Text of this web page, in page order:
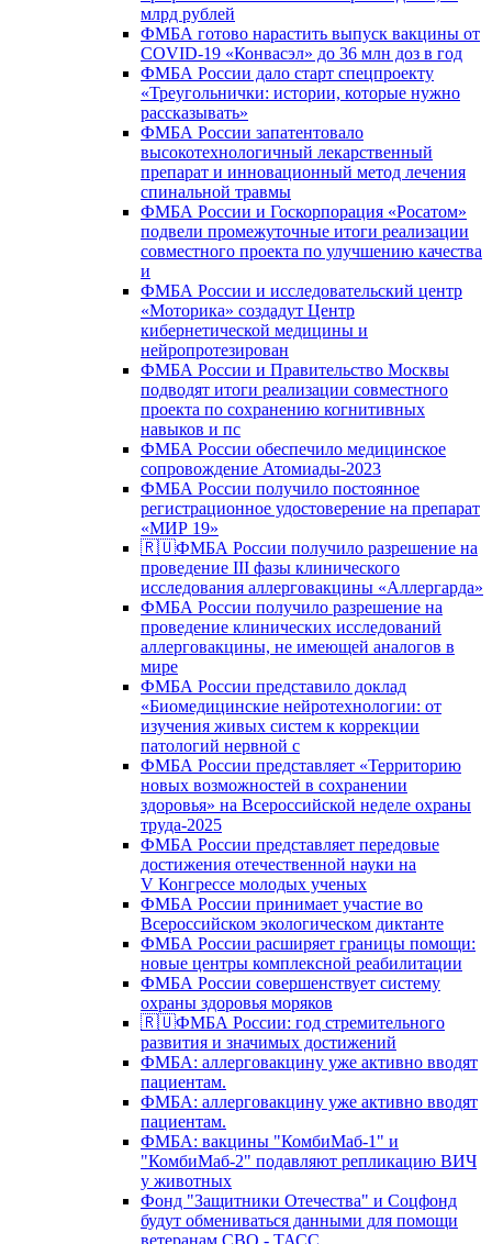
млрд рублей
ФМБА готово нарастить выпуск вакцины от
COVID-19 «Конвасэл» до 36 млн доз в год
ФМБА России дало старт спецпроекту
«Треугольнички: истории, которые нужно
рассказывать»
ФМБА России запатентовало
высокотехнологичный лекарственный
препарат и инновационный метод лечения
спинальной травмы
ФМБА России и Госкорпорация «Росатом»
подвели промежуточные итоги реализации
совместного проекта по улучшению качества
и
ФМБА России и исследовательский центр
«Моторика» создадут Центр
кибернетической медицины и
нейропротезирован
ФМБА России и Правительство Москвы
подводят итоги реализации совместного
проекта по сохранению когнитивных
навыков и пс
ФМБА России обеспечило медицинское
сопровождение Атомиады-2023
ФМБА России получило постоянное
регистрационное удостоверение на препарат
«МИР 19»
🇷🇺ФМБА России получило разрешение на
проведение III фазы клинического
исследования аллерговакцины «Аллергарда»
ФМБА России получило разрешение на
проведение клинических исследований
аллерговакцины, не имеющей аналогов в
мире
ФМБА России представило доклад
«Биомедицинские нейротехнологии: от
изучения живых систем к коррекции
патологий нервной с
ФМБА России представляет «Территорию
новых возможностей в сохранении
здоровья» на Всероссийской неделе охраны
труда-2025
ФМБА России представляет передовые
достижения отечественной науки на
V Конгрессе молодых ученых
ФМБА России принимает участие во
Всероссийском экологическом диктанте
ФМБА России расширяет границы помощи:
новые центры комплексной реабилитации
ФМБА России совершенствует систему
охраны здоровья моряков
🇷🇺ФМБА России: год стремительного
развития и значимых достижений
ФМБА: аллерговакцину уже активно вводят
пациентам.
ФМБА: аллерговакцину уже активно вводят
пациентам.
ФМБА: вакцины "КомбиМаб-1" и
"КомбиМаб-2" подавляют репликацию ВИЧ
у животных
Фонд "Защитники Отечества" и Соцфонд
будут обмениваться данными для помощи
ветеранам СВО - ТАСС